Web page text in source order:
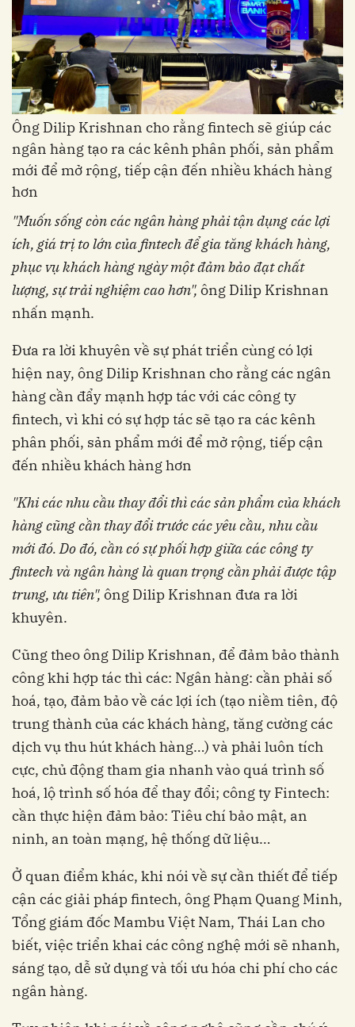
Ông Dilip Krishnan cho rằng fintech sẽ giúp các
ngân hàng tạo ra các kênh phân phối, sản phẩm
mới để mở rộng, tiếp cận đến nhiều khách hàng
hơn
"Muốn sống còn các ngân hàng phải tận dụng các lợi
ích, giá trị to lớn của fintech để gia tăng khách hàng,
phục vụ khách hàng ngày một đảm bảo đạt chất
lượng, sự trải nghiệm cao hơn", ông Dilip Krishnan
nhấn mạnh.
Đưa ra lời khuyên về sự phát triển cùng có lợi
hiện nay, ông Dilip Krishnan cho rằng các ngân
hàng cần đẩy mạnh hợp tác với các công ty
fintech, vì khi có sự hợp tác sẽ tạo ra các kênh
phân phối, sản phẩm mới để mở rộng, tiếp cận
đến nhiều khách hàng hơn
"Khi các nhu cầu thay đổi thì các sản phẩm của khách
hàng cũng cần thay đổi trước các yêu cầu, nhu cầu
mới đó. Do đó, cần có sự phối hợp giữa các công ty
fintech và ngân hàng là quan trọng cần phải được tập
trung, ưu tiên", ông Dilip Krishnan đưa ra lời
khuyên.
Cũng theo ông Dilip Krishnan, để đảm bảo thành
công khi hợp tác thì các: Ngân hàng: cần phải số
hoá, tạo, đảm bảo về các lợi ích (tạo niềm tiên, độ
trung thành của các khách hàng, tăng cường các
dịch vụ thu hút khách hàng…) và phải luôn tích
cực, chủ động tham gia nhanh vào quá trình số
hoá, lộ trình số hóa để thay đổi; công ty Fintech:
cần thực hiện đảm bảo: Tiêu chí bảo mật, an
ninh, an toàn mạng, hệ thống dữ liệu…
Ở quan điểm khác, khi nói về sự cần thiết để tiếp
cận các giải pháp fintech, ông Phạm Quang Minh,
Tổng giám đốc Mambu Việt Nam, Thái Lan cho
biết, việc triển khai các công nghệ mới sẽ nhanh,
sáng tạo, dễ sử dụng và tối ưu hóa chi phí cho các
ngân hàng.